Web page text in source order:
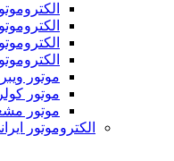
موتور
موتور
موتور
الکتروموتور